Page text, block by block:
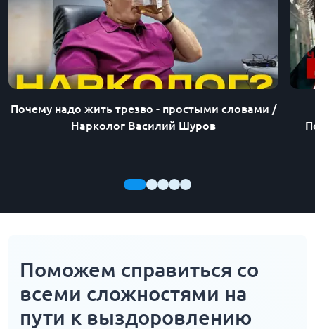
Почему надо жить трезво - простыми словами /
Нарколог Василий Шуров
Поможем справиться со
всеми сложностями на
пути к выздоровлению